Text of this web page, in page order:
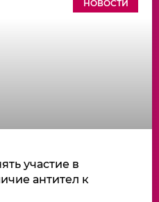
НОВОСТИ
участие в
антител к